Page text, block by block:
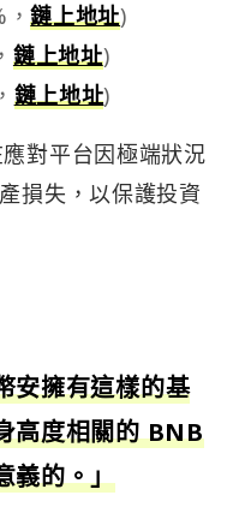
，鏈上地址)
鏈上地址)
鏈上地址)
應對平台因極端狀況
損失，以保護投資
安擁有這樣的基
高度相關的 BNB
義的。」